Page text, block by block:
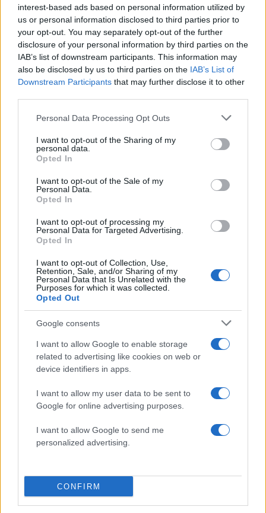
interest-based ads based on personal information utilized by
us or personal information disclosed to third parties prior to
your opt-out. You may separately opt-out of the further
disclosure of your personal information by third parties on the
IAB’s list of downstream participants. This information may
also be disclosed by us to third parties on the IAB’s List of
Downstream Participants that may further disclose it to other
Please note that this website/app uses one or more Google
not limited to your visit or usage behaviour. You may click to
grant or deny consent to Google and its third-party tags to
use your data for below specified purposes in below Google
consent section.
Personal Data Processing Opt Outs
I want to opt-out of the Sharing of my
personal data.
Opted In
I want to opt-out of the Sale of my
Personal Data.
Opted In
I want to opt-out of processing my
Personal Data for Targeted Advertising.
Opted In
I want to opt-out of Collection, Use,
Retention, Sale, and/or Sharing of my
Personal Data that Is Unrelated with the
Purposes for which it was collected.
Opted Out
Google consents
I want to allow Google to enable storage
related to advertising like cookies on web or
device identifiers in apps.
I want to allow my user data to be sent to
Google for online advertising purposes.
I want to allow Google to send me
personalized advertising.
CONFIRM